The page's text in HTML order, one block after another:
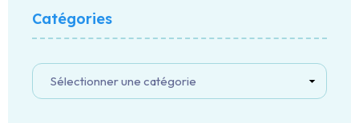
Catégories